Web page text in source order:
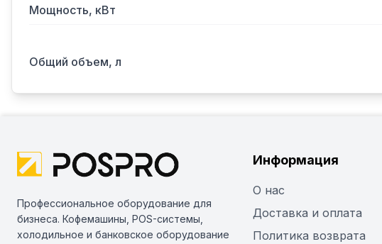
Мощность, кВт
Общий объем, л
Профессиональное оборудование для
бизнеса. Кофемашины, POS-системы,
холодильное и банковское оборудование
Информация
О нас
Доставка и оплата
Политика возврата